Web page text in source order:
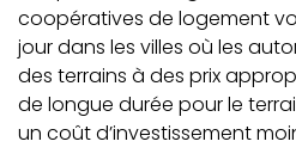
coopératives de logement
jour dans les villes où les
des terrains à des prix
de longue durée pour le
un coût d’investissement